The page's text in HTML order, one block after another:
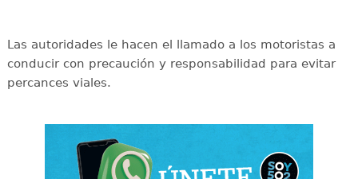
Las autoridades le hacen el llamado a los motoristas a
conducir con precaución y responsabilidad para evitar
percances viales.